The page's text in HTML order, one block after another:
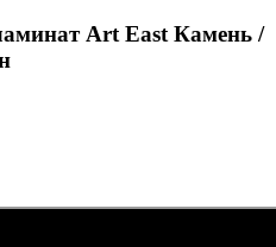
Art East Камень /